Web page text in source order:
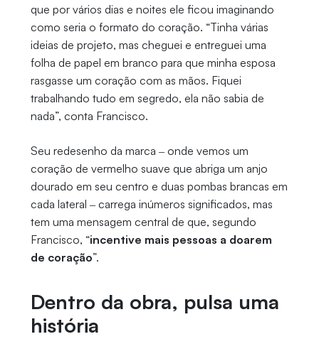
que por vários dias e noites ele ficou imaginando
como seria o formato do coração. “Tinha várias
ideias de projeto, mas cheguei e entreguei uma
folha de papel em branco para que minha esposa
rasgasse um coração com as mãos. Fiquei
trabalhando tudo em segredo, ela não sabia de
nada”, conta Francisco.
Seu redesenho da marca ‒ onde vemos um
coração de vermelho suave que abriga um anjo
dourado em seu centro e duas pombas brancas em
cada lateral ‒ carrega inúmeros significados, mas
tem uma mensagem central de que, segundo
Francisco, “incentive mais pessoas a doarem
de coração”.
Dentro da obra, pulsa uma
história